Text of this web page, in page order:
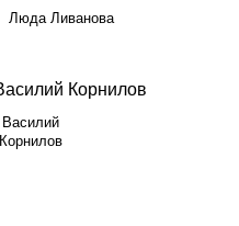
Люда Ливанова
Василий
Корнилов